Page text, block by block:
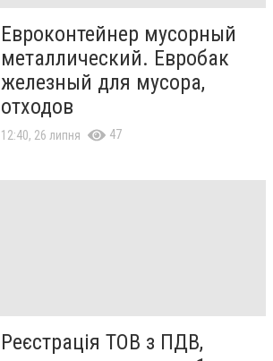
Евроконтейнер мусорный
металлический. Евробак
железный для мусора,
отходов
12:40, 26 липня 47
Реєстрація ТОВ з ПДВ,